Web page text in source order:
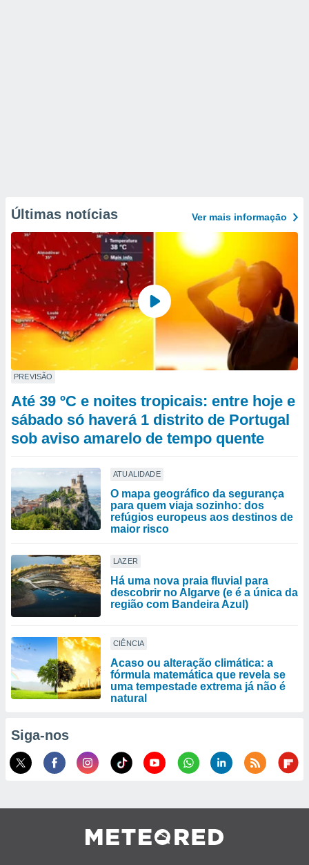
Últimas notícias Ver mais informaçāo
PREVISÃO
Até 39 ºC e noites tropicais: entre hoje e
sábado só haverá 1 distrito de Portugal
sob aviso amarelo de tempo quente
ATUALIDADE
O mapa geográfico da segurança
para quem viaja sozinho: dos
refúgios europeus aos destinos de
maior risco
LAZER
Há uma nova praia fluvial para
descobrir no Algarve (e é a única da
região com Bandeira Azul)
CIÊNCIA
Acaso ou alteração climática: a
fórmula matemática que revela se
uma tempestade extrema já não é
natural
Siga-nos